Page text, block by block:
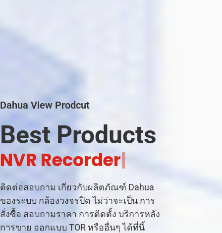
Dahua View Prodcut
Best Products
|
ติดต่อสอบถาม เกี่ยวกับผลิตภัณฑ์ Dahua
ของระบบ กล้องวงจรปิด ไม่ว่าจะเป็น การ
สั่งซื้อ สอบถามราคา การติดตั้ง บริการหลัง
การขาย ออกแบบ TOR หรืออื่นๆ ได้ที่นี้